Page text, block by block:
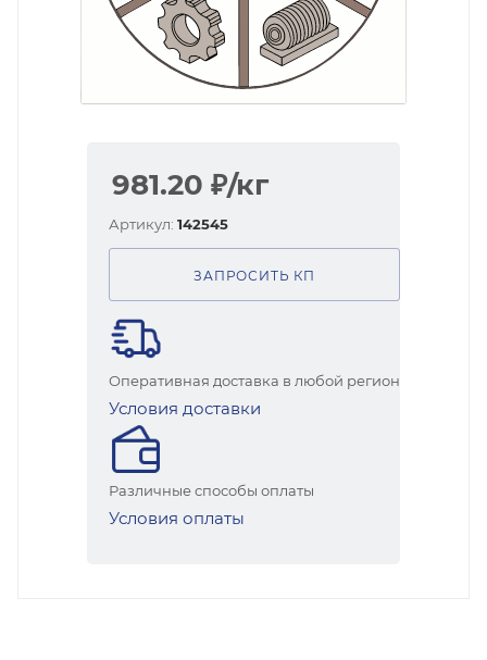
981.20 ₽/кг
Артикул: 142545
ЗАПРОСИТЬ КП
Оперативная доставка в любой регион
Условия доставки
Различные способы оплаты
Условия оплаты